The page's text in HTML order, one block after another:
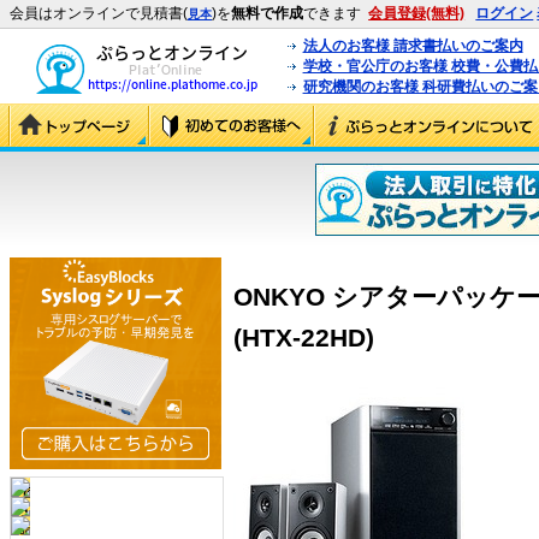
会員はオンラインで見積書(見本)を無料で作成できます 会員登録(無料) ログイン
法人のお客様 請求書払いのご案内
学校・官公庁のお客様 校費・公費
研究機関のお客様 科研費払いのご
ONKYO シアターパッケ
(HTX-22HD)